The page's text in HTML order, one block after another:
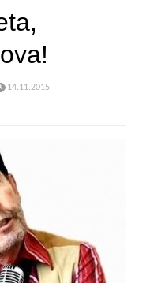
14.11.2015